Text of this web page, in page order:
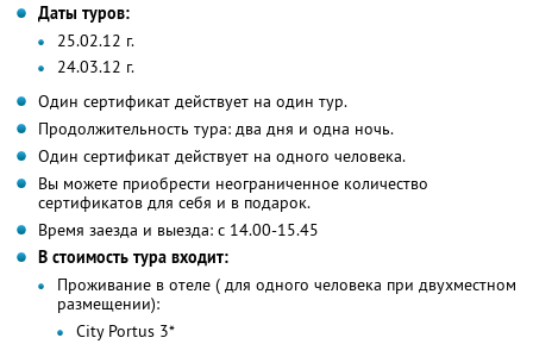
Даты туров:
25.02.12 г.
24.03.12 г.
Один сертификат действует на один тур.
Продолжительность тура: два дня и одна ночь.
Один сертификат действует на одного человека.
Вы можете приобрести неограниченное количество
сертификатов для себя и в подарок.
Время заезда и выезда: с 14.00-15.45
В стоимость тура входит:
Проживание в отеле ( для одного человека при двухместном
размещении):
City Portus 3*